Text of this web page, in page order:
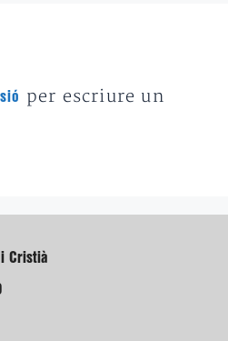
per escriure un
i Cristià